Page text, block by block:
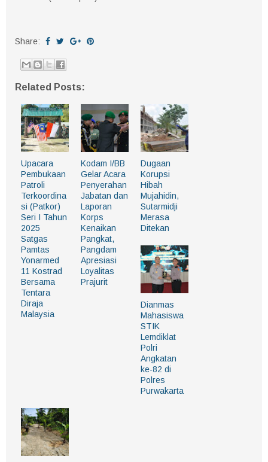
Share:
Related Posts:
Upacara
Pembukaan
Patroli
Terkoordina
si (Patkor)
Seri I Tahun
2025
Satgas
Pamtas
Yonarmed
11 Kostrad
Bersama
Tentara
Diraja
Malaysia
Kodam I/BB
Gelar Acara
Penyerahan
Jabatan dan
Laporan
Korps
Kenaikan
Pangkat,
Pangdam
Apresiasi
Loyalitas
Prajurit
Dugaan
Korupsi
Hibah
Mujahidin,
Sutarmidji
Merasa
Ditekan
Dianmas
Mahasiswa
STIK
Lemdiklat
Polri
Angkatan
ke-82 di
Polres
Purwakarta